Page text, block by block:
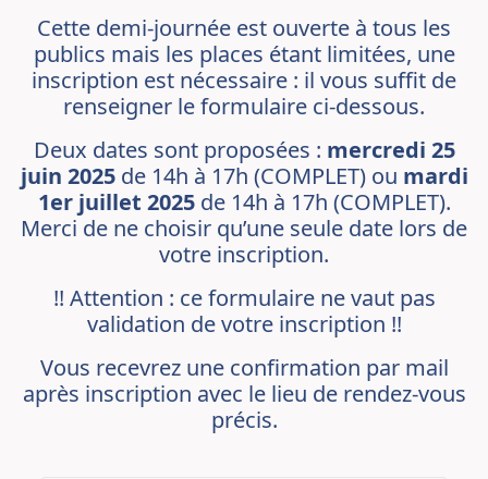
Cette demi-journée est ouverte à tous les
publics mais les places étant limitées, une
inscription est nécessaire : il vous suffit de
renseigner le formulaire ci-dessous.
Deux dates sont proposées : mercredi 25
juin 2025de 14h à 17h (COMPLET) ou mardi
1er juillet 2025 de 14h à 17h (COMPLET).
Merci de ne choisir qu’une seule date lors de
votre inscription.
!! Attention : ce formulaire ne vaut pas
validation de votre inscription !!
Vous recevrez une confirmation par mail
après inscription avec le lieu de rendez-vous
précis.